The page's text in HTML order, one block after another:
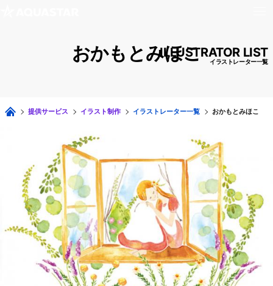
ILLUSTRATOR LIST
イラストレーター一覧
おかもとみほこ
提供サービス イラスト制作 イラストレーター一覧 おかもとみほこ